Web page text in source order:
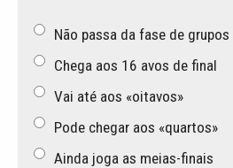
Não passa da fase de grupos
Chega aos 16 avos de final
Vai até aos «oitavos»
Pode chegar aos «quartos»
Ainda joga as meias-finais